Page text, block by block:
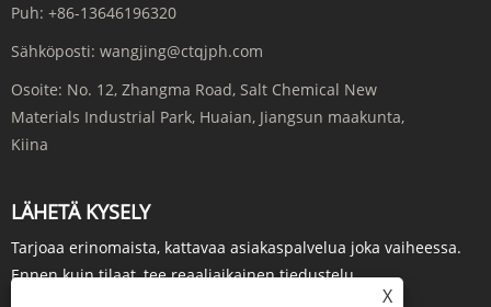
Puh: +86-13646196320
Sähköposti: wangjing@ctqjph.com
Osoite: No. 12, Zhangma Road, Salt Chemical New
Materials Industrial Park, Huaian, Jiangsun maakunta,
Kiina
LÄHETÄ KYSELY
Tarjoaa erinomaista, kattavaa asiakaspalvelua joka vaiheessa.
Ennen kuin tilaat, tee reaaliaikainen tiedustelu...
X